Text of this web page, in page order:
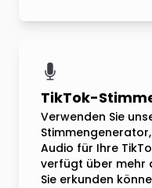
TikTok-
Verwenden Sie
Audio für Ihre
verfügt über mehr
Sie erkunden